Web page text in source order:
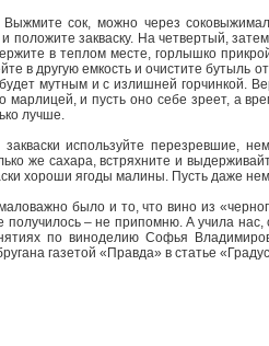
сок, можно через
положите закваску. На четвертый,
в теплом месте, горлышко
в другую емкость и очистите бутыль
мутным и с излишней горчинкой.
марлицей, и пусть оно себе зреет, а
лучше.
закваски используйте перезревшие,
же сахара, встряхните и
хороши ягоды малины. Пусть даже
было и то, что вино из
получилось – не припомню. А учила
по виноделию Софья
газетой «Правда» в статье